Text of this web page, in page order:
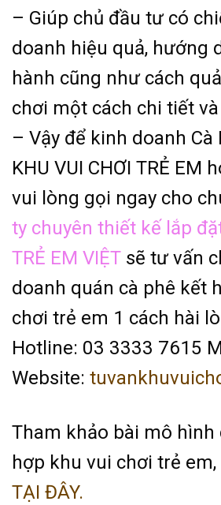
– Giúp chủ đầu tư có
doanh hiệu quả, hướng
hành cũng như cách
chơi một cách chi tiết
– Vậy để kinh doanh Cà
KHU VUI CHƠI TRẺ EM
vui lòng gọi ngay cho
ty chuyên thiết kế lắp
TRẺ EM VIỆT sẽ tư vấn
doanh quán cà phê kết
chơi trẻ em 1 cách hài
Hotline: 03 3333 7615
Website:
Tham khảo bài mô hình
hợp khu vui chơi trẻ em,
TẠI ĐÂY.